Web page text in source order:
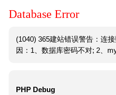
Database Error
(1040) 365建站错误警告：连
因：1、数据库密码不对; 2、
PHP Debug